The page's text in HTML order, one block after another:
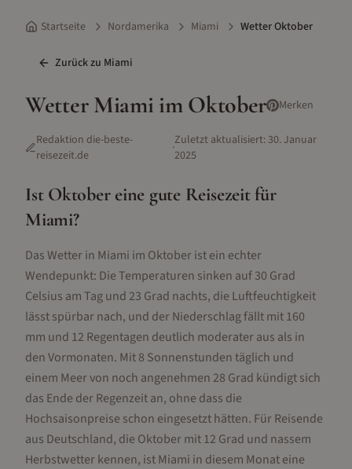
Startseite Nordamerika Miami Wetter Oktober
Zurück zu Miami
WetterMiami imOktober Merken
Redaktion die-beste-
reisezeit.de
·Zuletzt aktualisiert: 30. Januar
2025
Ist Oktobereine gute Reisezeit für
Miami?
Das Wetter in Miami im Oktober ist ein echter
Wendepunkt: Die Temperaturen sinken auf 30 Grad
Celsius am Tag und 23 Grad nachts, die Luftfeuchtigkeit
lässt spürbar nach, und der Niederschlag fällt mit 160
mm und 12 Regentagen deutlich moderater aus als in
den Vormonaten. Mit 8 Sonnenstunden täglich und
einem Meer von noch angenehmen 28 Grad kündigt sich
das Ende der Regenzeit an, ohne dass die
Hochsaisonpreise schon eingesetzt hätten. Für Reisende
aus Deutschland, die Oktober mit 12 Grad und nassem
Herbstwetter kennen, ist Miami in diesem Monat eine